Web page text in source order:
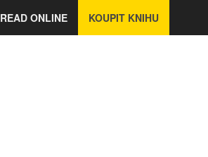
READ ONLINE KOUPIT KNIHU